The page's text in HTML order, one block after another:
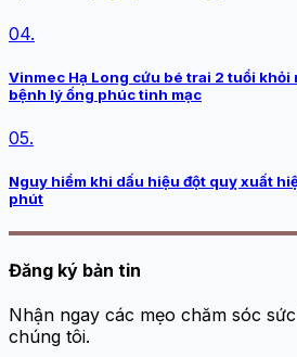
04.
Vinmec Hạ Long cứu bé trai 2 tuổi
bệnh lý ống phúc tinh mạc
05.
Nguy hiểm khi dấu hiệu đột quỵ xuất
phút
Đăng ký bản tin
Nhận ngay các mẹo chăm sóc
chúng tôi.